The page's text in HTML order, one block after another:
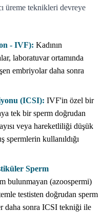
üreme teknikleri devreye
- IVF): Kadının
laboratuvar ortamında
embriyolar daha sonra
(ICSI): IVF'in özel bir
tek bir sperm doğrudan
veya hareketliliği düşük
spermlerin kullanıldığı
Sperm
bulunmayan (azoospermi)
testisten doğrudan sperm
daha sonra ICSI tekniği ile